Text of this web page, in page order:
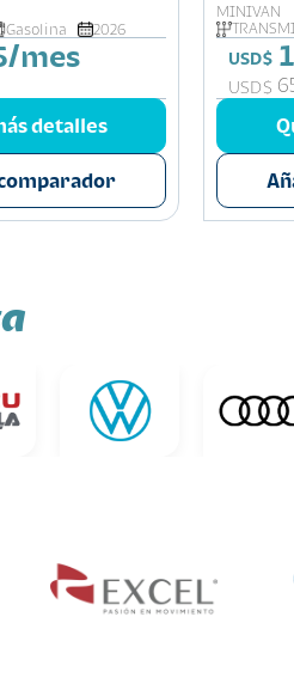
Gasolina 2026
mes
detalles
MINIVAN
USD$
USD$